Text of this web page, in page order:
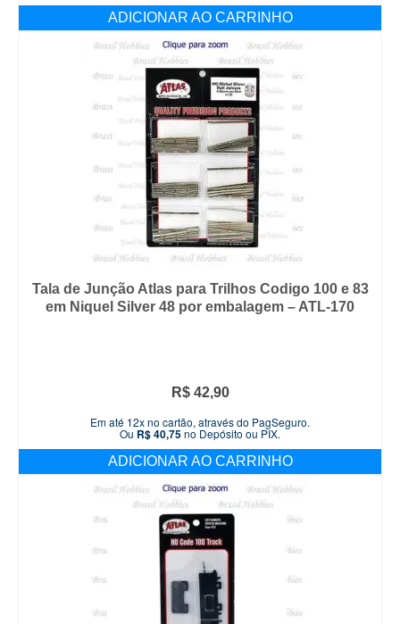
ADICIONAR AO CARRINHO
Tala de Junção Atlas para Trilhos Codigo 100 e 83
em Niquel Silver 48 por embalagem – ATL-170
R$42,90
Em até 12x no cartão, através do PagSeguro.
Ou R$40,75no Depósito ou PIX.
ADICIONAR AO CARRINHO